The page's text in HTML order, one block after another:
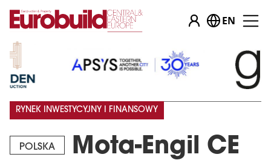
EN
POLSKA
Mota-Engil CE
RYNEK INWESTYCYJNY I FINANSOWY